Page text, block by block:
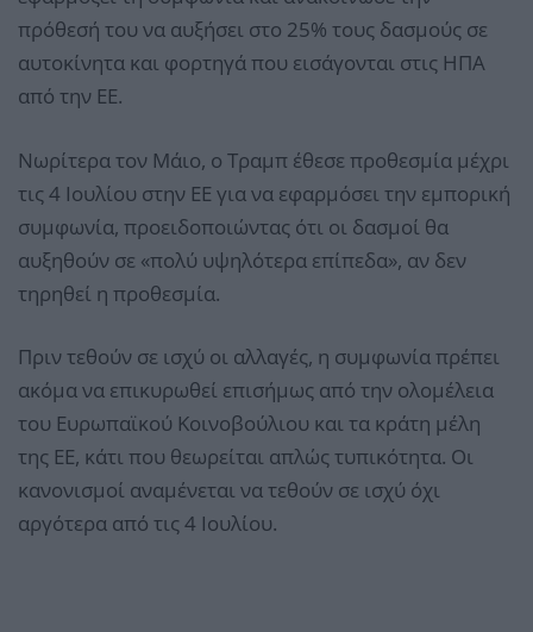
πρόθεσή του να αυξήσει στο 25% τους δασμούς σε
αυτοκίνητα και φορτηγά που εισάγονται στις ΗΠΑ
από την ΕΕ.
Νωρίτερα τον Μάιο, ο Τραμπ έθεσε προθεσμία μέχρι
τις 4 Ιουλίου στην ΕΕ για να εφαρμόσει την εμπορική
συμφωνία, προειδοποιώντας ότι οι δασμοί θα
αυξηθούν σε «πολύ υψηλότερα επίπεδα», αν δεν
τηρηθεί η προθεσμία.
Πριν τεθούν σε ισχύ οι αλλαγές, η συμφωνία πρέπει
ακόμα να επικυρωθεί επισήμως από την ολομέλεια
του Ευρωπαϊκού Κοινοβούλιου και τα κράτη μέλη
της ΕΕ, κάτι που θεωρείται απλώς τυπικότητα. Οι
κανονισμοί αναμένεται να τεθούν σε ισχύ όχι
αργότερα από τις 4 Ιουλίου.